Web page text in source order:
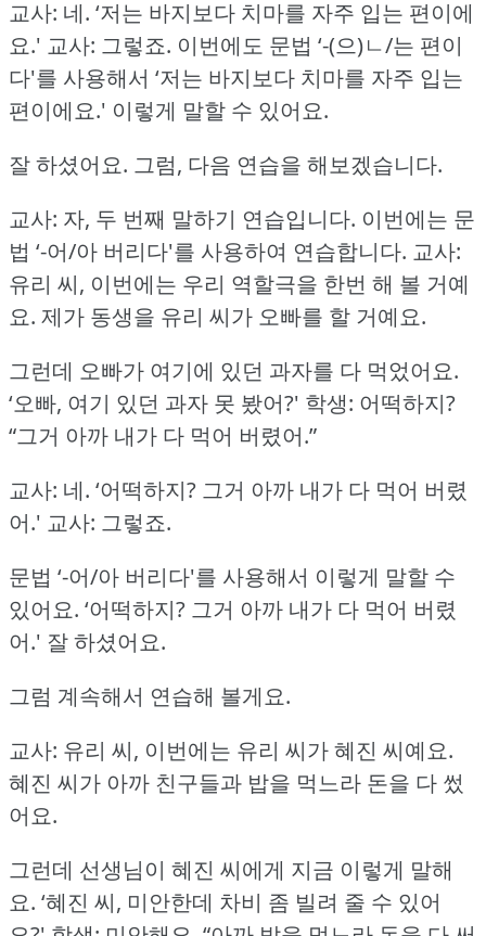
교사: 네. ‘저는 바지보다 치마를 자주 입는 편이에
요.' 교사: 그렇죠. 이번에도 문법 ‘-(으)ㄴ/는 편이
다'를 사용해서 ‘저는 바지보다 치마를 자주 입는
편이에요.' 이렇게 말할 수 있어요.
잘 하셨어요. 그럼, 다음 연습을 해보겠습니다.
교사: 자, 두 번째 말하기 연습입니다. 이번에는 문
법 ‘-어/아 버리다'를 사용하여 연습합니다. 교사:
유리 씨, 이번에는 우리 역할극을 한번 해 볼 거예
요. 제가 동생을 유리 씨가 오빠를 할 거예요.
그런데 오빠가 여기에 있던 과자를 다 먹었어요.
‘오빠, 여기 있던 과자 못 봤어?' 학생: 어떡하지?
“그거 아까 내가 다 먹어 버렸어.”
교사: 네. ‘어떡하지? 그거 아까 내가 다 먹어 버렸
어.' 교사: 그렇죠.
문법 ‘-어/아 버리다'를 사용해서 이렇게 말할 수
있어요. ‘어떡하지? 그거 아까 내가 다 먹어 버렸
어.' 잘 하셨어요.
그럼 계속해서 연습해 볼게요.
교사: 유리 씨, 이번에는 유리 씨가 혜진 씨예요.
혜진 씨가 아까 친구들과 밥을 먹느라 돈을 다 썼
어요.
그런데 선생님이 혜진 씨에게 지금 이렇게 말해
요. ‘혜진 씨, 미안한데 차비 좀 빌려 줄 수 있어